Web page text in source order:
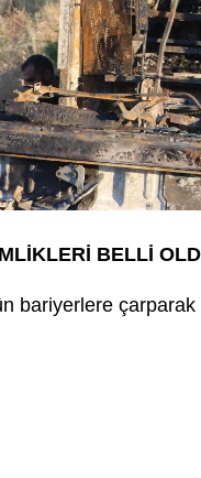
BELLİ
bariyerlere